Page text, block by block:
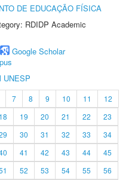
DE EDUCAÇÃO FÍSICA
RDIDP Academic
Google Scholar
UNESP
7 8 9 10 11
12
18 19 20 21 22
23
30 31 32 33
34
41 42 43 44
45
52 53 54 55
56